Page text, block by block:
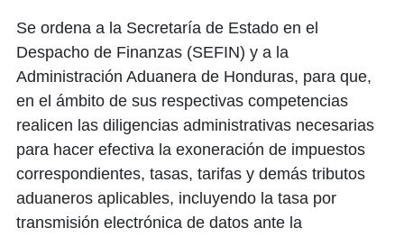
Se ordena a la Secretaría de Estado en el
Despacho de Finanzas (SEFIN) y a la
Administración Aduanera de Honduras, para que,
en el ámbito de sus respectivas competencias
realicen las diligencias administrativas necesarias
para hacer efectiva la exoneración de impuestos
correspondientes, tasas, tarifas y demás tributos
aduaneros aplicables, incluyendo la tasa por
transmisión electrónica de datos ante la